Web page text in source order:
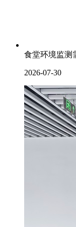
食堂环境监测
2026-07-30